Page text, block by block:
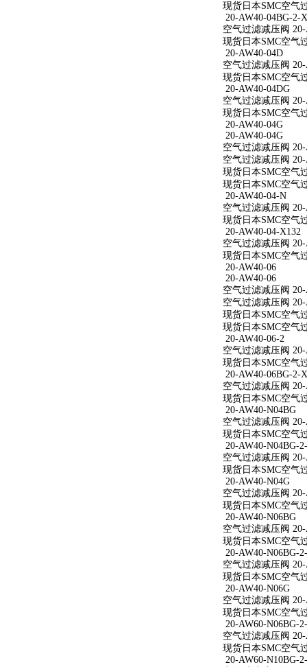
现货日本SMC空气
20-AW40-04BG-2-
空气过滤减压阀
现货日本SMC空气
20-AW40-04D
空气过滤减压阀
现货日本SMC空气
20-AW40-04DG
空气过滤减压阀
现货日本SMC空气
20-AW40-04G
20-AW40-04G
空气过滤减压阀 20-
空气过滤减压阀 20-
现货日本SMC空气
现货日本SMC空气
20-AW40-04-N
空气过滤减压阀
现货日本SMC空气
20-AW40-04-X132
空气过滤减压阀
现货日本SMC空气
20-AW40-06
20-AW40-06
空气过滤减压阀 20-
空气过滤减压阀 20-
现货日本SMC空气
现货日本SMC空气
20-AW40-06-2
空气过滤减压阀
现货日本SMC空气
20-AW40-06BG-2-
空气过滤减压阀
现货日本SMC空气
20-AW40-N04BG
空气过滤减压阀
现货日本SMC空气
20-AW40-N04BG-
空气过滤减压阀
现货日本SMC空气
20-AW40-N04G
空气过滤减压阀
现货日本SMC空气
20-AW40-N06BG
空气过滤减压阀
现货日本SMC空气
20-AW40-N06BG-
空气过滤减压阀
现货日本SMC空气
20-AW40-N06G
空气过滤减压阀
现货日本SMC空气
20-AW60-N06BG-
空气过滤减压阀
现货日本SMC空气
20-AW60-N10BG-